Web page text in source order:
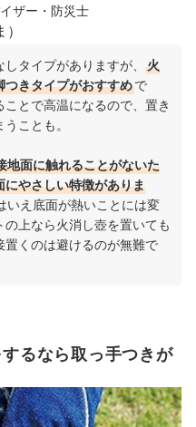
ザー・防災士
タイプがありますが、
火
つきタイプがおすすめで
とで高温になるので、置き
ことも。
地面に触れることがないた
やさしい特徴がありま
いえ底面が熱いことには変
上なら火消し壺を置いても
くのは避けるのが無難で
るなら取っ手つきが